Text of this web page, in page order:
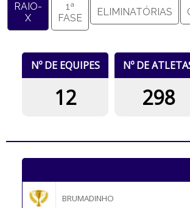
RAIO-
X
1ª
FASE
ELIMINATÓRIAS
Nº DE EQUIPES
12
Nº DE
298
BRUMADINHO